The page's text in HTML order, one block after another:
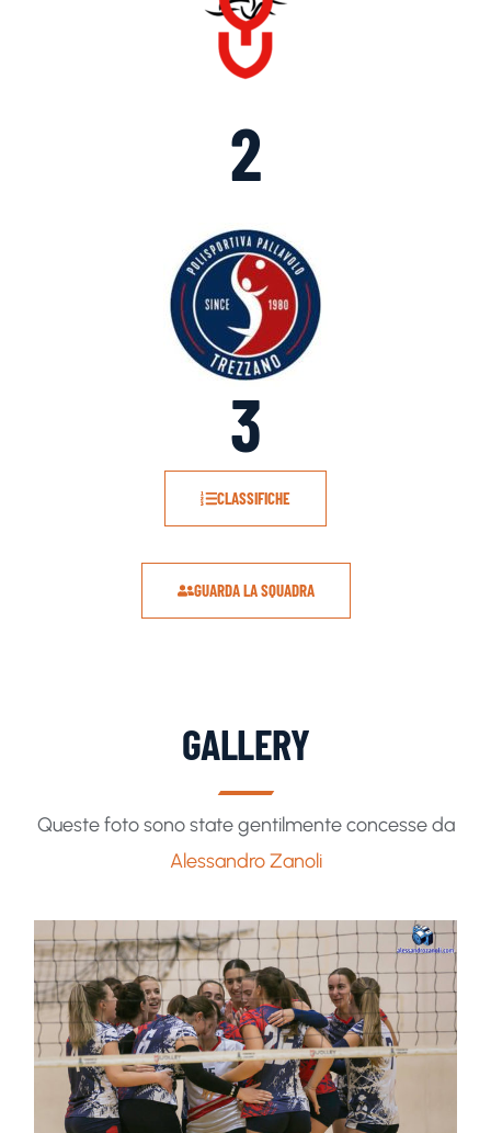
2
3
GUARDA LA SQUADRA
CLASSIFICHE
GALLERY
Queste foto sono state gentilmente concesse da
Alessandro Zanoli